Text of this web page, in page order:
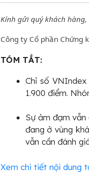
Kính gửi quý khách hàng,
Công ty Cổ phần Chứng
TÓM TẮT:
Chỉ số
1.900 điểm.
Sự ảm đạm
đang ở vùng
vẫn cần đánh
Xem chi tiết nội dung